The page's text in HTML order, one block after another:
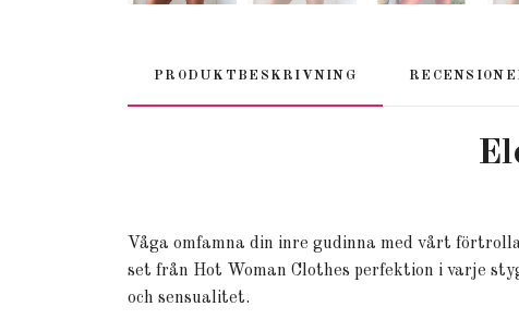
PRODUKTBESKRIVNING
Våga omfamna din inre gudinna med vårt
set från Hot Woman Clothes perfektion i varje
och sensualitet.